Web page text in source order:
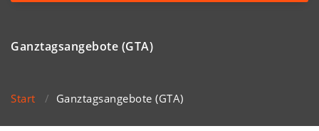
Ganztagsangebote (GTA)
Start / Ganztagsangebote (GTA)